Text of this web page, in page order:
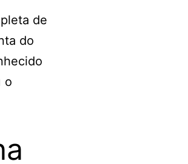
de
do
o